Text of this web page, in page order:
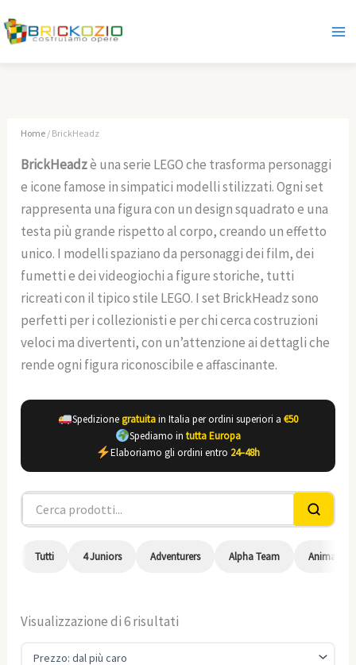
al
Home / BrickHeadz
BrickHeadzè una serie LEGO che trasforma personaggi
e icone famose in simpatici modelli stilizzati. Ogni set
rappresenta una figura con un design squadrato e una
testa più grande rispetto al corpo, creando un effetto
unico. I modelli spaziano da personaggi dei film, dei
fumetti e dei videogiochi a figure storiche, tutti
ricreati con il tipico stile LEGO. I set BrickHeadz sono
perfetti per i collezionisti e per chi cerca costruzioni
veloci ma divertenti, con un’attenzione ai dettagli che
rende ogni figura riconoscibile e affascinante.
Spedizione gratuitain Italia per ordini superiori a€50
Spediamo intutta Europa
Elaboriamo gli ordini entro 24–48h
Tutti 4 Juniors Adventurers Alpha Team Animal,
Visualizzazione di 6 risultati